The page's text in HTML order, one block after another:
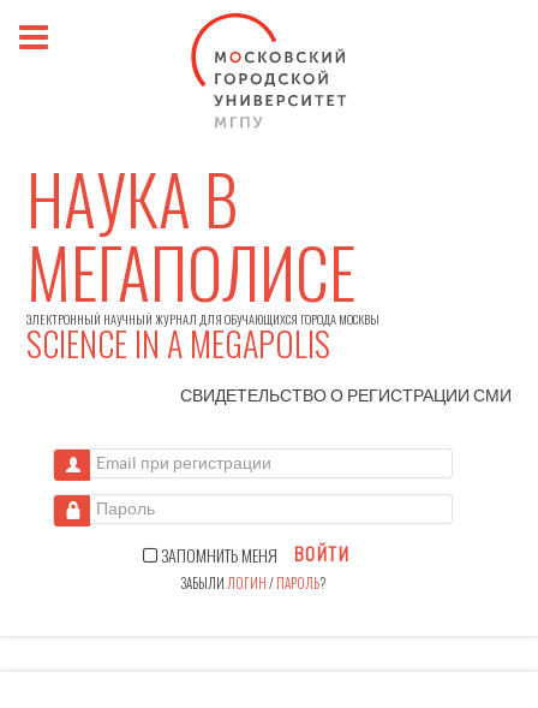
НАУКА В
МЕГАПОЛИСЕ
ЭЛЕКТРОННЫЙ НАУЧНЫЙ ЖУРНАЛ ДЛЯ ОБУЧАЮЩИХСЯ ГОРОДА МОСКВЫ
SCIENCE IN A MEGAPOLIS
СВИДЕТЕЛЬСТВО О РЕГИСТРАЦИИСМИ
Email при регистрации
Пароль
ЗАПОМНИТЬ МЕНЯ ВОЙТИ
ЗАБЫЛИ ЛОГИН/ПАРОЛЬ?